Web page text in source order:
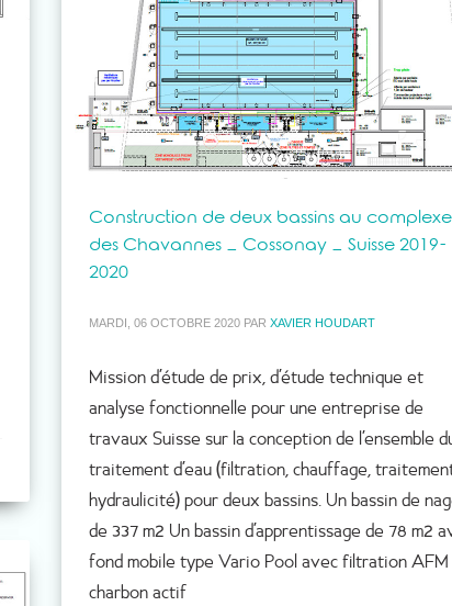
Construction de deux bassins au complexe
des Chavannes – Cossonay – Suisse 2019-
2020
MARDI, 06 OCTOBRE 2020 PAR XAVIER HOUDART
Mission d’étude de prix, d’étude technique et
analyse fonctionnelle pour une entreprise de
travaux Suisse sur la conception de l’ensemble
traitement d’eau (filtration, chauffage,
hydraulicité) pour deux bassins. Un bassin de
de 337 m2 Un bassin d’apprentissage de 78 m2
fond mobile type Vario Pool avec filtration
charbon actif